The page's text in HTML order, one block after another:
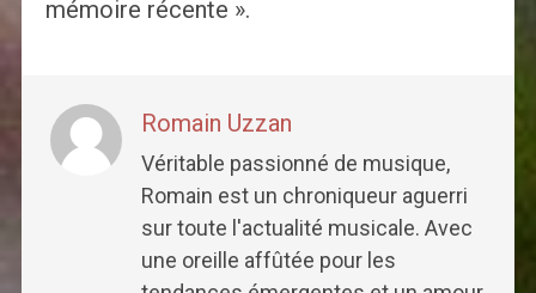
mémoire récente ».
Romain Uzzan
Véritable passionné de musique,
Romain est un chroniqueur aguerri
sur toute l'actualité musicale. Avec
une oreille affûtée pour les